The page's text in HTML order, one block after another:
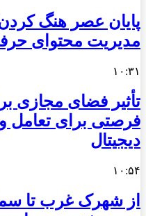
پایان عصر هنگ
مدیریت محتوای
۱۰:۳۱
تأثیر فضای مجازی
فرصتی برای تعامل و
دیجیتال
۱۰:۵۴
از شهرک غرب تا